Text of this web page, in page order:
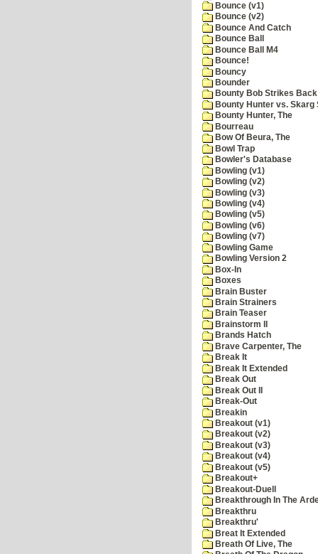
Bounce (v1)
Bounce (v2)
Bounce And Catch
Bounce Ball
Bounce Ball M4
Bounce!
Bouncy
Bounder
Bounty Bob Strikes
Bounty Hunter vs. Skarg
Bounty Hunter, The
Bourreau
Bow Of Beura, The
Bowl Trap
Bowler's Database
Bowling (v1)
Bowling (v2)
Bowling (v3)
Bowling (v4)
Bowling (v5)
Bowling (v6)
Bowling (v7)
Bowling Game
Bowling Version 2
Box-In
Boxes
Brain Buster
Brain Strainers
Brain Teaser
Brainstorm II
Brands Hatch
Brave Carpenter, The
Break It
Break It Extended
Break Out
Break Out II
Break-Out
Breakin
Breakout (v1)
Breakout (v2)
Breakout (v3)
Breakout (v4)
Breakout (v5)
Breakout+
Breakout-Duell
Breakthrough In The
Breakthru
Breakthru'
Breat It Extended
Breath Of Live, The